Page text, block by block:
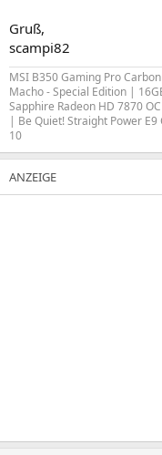
Gruß,
scampi82
MSI B350 Gaming Pro
Macho - Special Edition |
Sapphire Radeon HD 7870
| Be Quiet! Straight Power
10